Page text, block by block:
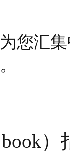
您汇
book